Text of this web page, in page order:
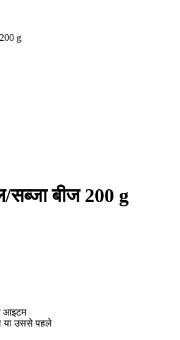
g
सब्जा बीज 200 g
आइटम
या उससे पहले